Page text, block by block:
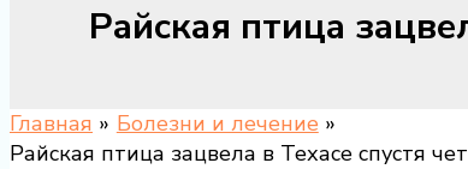
Райская птица
Главная
Болезни и лечение
Райская птица зацвела в Техасе спустя